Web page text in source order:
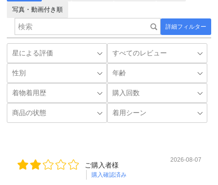
詳細フィルター
写真・動画付き順
ご購入者様
購入確認済み
2026-08-07